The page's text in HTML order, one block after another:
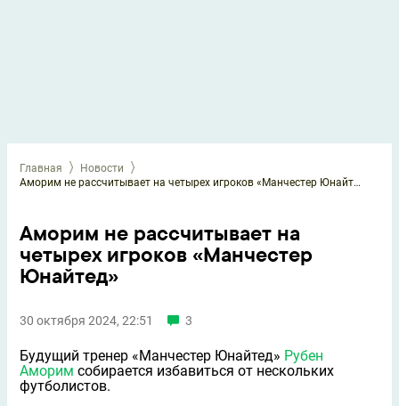
Главная
Новости
Аморим не рассчитывает на четырех игроков «Манчестер Юнайтед»
Аморим не рассчитывает на
четырех игроков «Манчестер
Юнайтед»
30 октября 2024, 22:51 3
Будущий тренер «Манчестер Юнайтед» Рубен
Аморим собирается избавиться от нескольких
футболистов.